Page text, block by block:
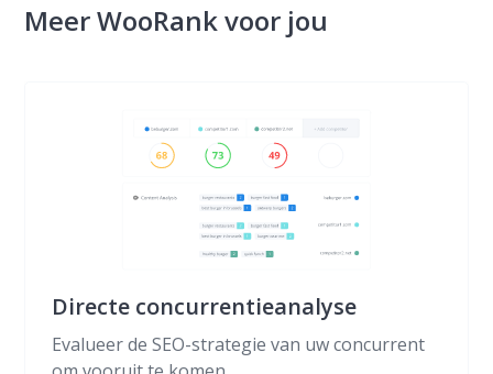
Meer WooRank voor jou
Directe concurrentieanalyse
Evalueer de SEO-strategie van uw concurrent